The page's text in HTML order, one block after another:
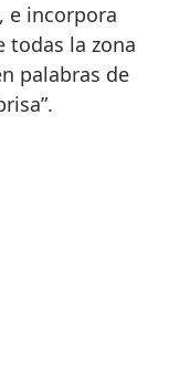
e incorpora
todas la zona
palabras de